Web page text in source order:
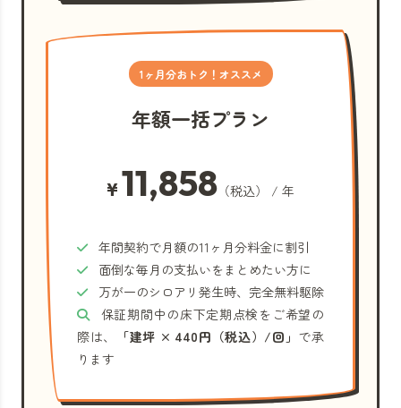
1ヶ月分おトク！オススメ
年額一括プラン
¥11,858 （税込） / 年
年間契約で月額の11ヶ月分料金に割引
面倒な毎月の支払いをまとめたい方に
万が一のシロアリ発生時、完全無料駆除
保証期間中の床下定期点検をご希望の
際は、
「建坪 × 440円（税込）/回」 で承
ります